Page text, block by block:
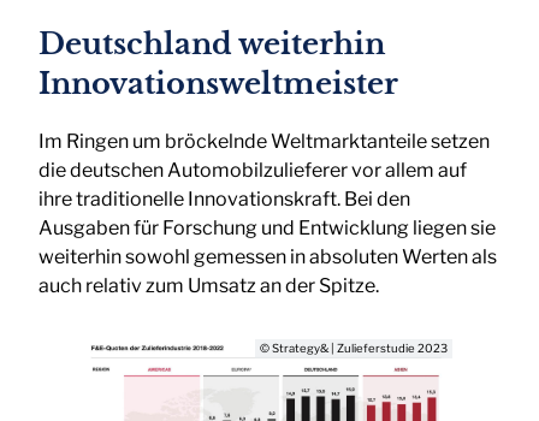
Deutschland weiterhin
Innovationsweltmeister
Im Ringen um bröckelnde Weltmarktanteile setzen
die deutschen Automobilzulieferer vor allem auf
ihre traditionelle Innovationskraft. Bei den
Ausgaben für Forschung und Entwicklung liegen sie
weiterhin sowohl gemessen in absoluten Werten als
auch relativ zum Umsatz an der Spitze.
© Strategy& | Zulieferstudie 2023